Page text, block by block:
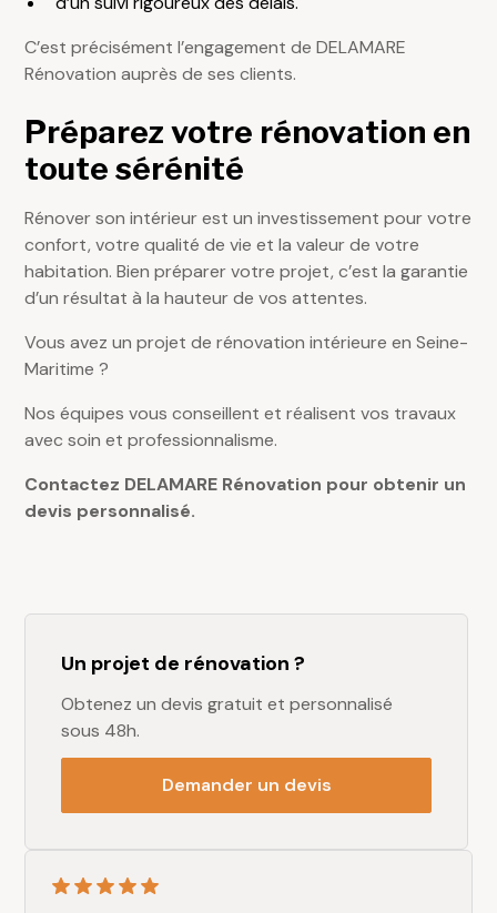
C’est précisément l’engagement de DELAMARE
Rénovation auprès de ses clients.
Préparez votre rénovation en
toute sérénité
Rénover son intérieur est un investissement pour votre
confort, votre qualité de vie et la valeur de votre
habitation. Bien préparer votre projet, c’est la garantie
d’un résultat à la hauteur de vos attentes.
Vous avez un projet de rénovation intérieure en Seine-
Maritime ?
Nos équipes vous conseillent et réalisent vos travaux
avec soin et professionnalisme.
Contactez DELAMARE Rénovation pour obtenir un
devis personnalisé.
Un projet de rénovation ?
Obtenez un devis gratuit et personnalisé
sous 48h.
Demander un devis